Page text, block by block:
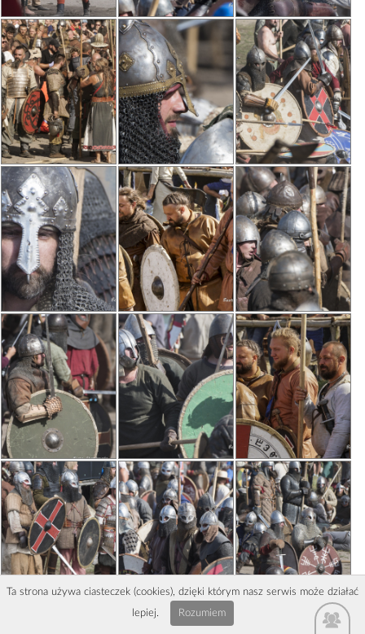
Ta strona używa ciasteczek (cookies), dzięki którym nasz serwis może działać
lepiej.
Rozumiem